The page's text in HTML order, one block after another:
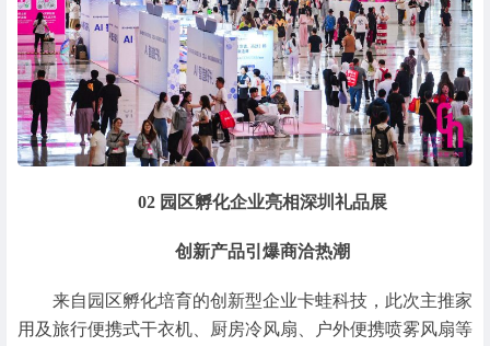
02 园区孵化企业亮相深圳礼品展
创新产品引爆商洽热潮
来自园区孵化培育的创新型企业卡蛙科技，此次主推家
用及旅行便携式干衣机、厨房冷风扇、户外便携喷雾风扇等